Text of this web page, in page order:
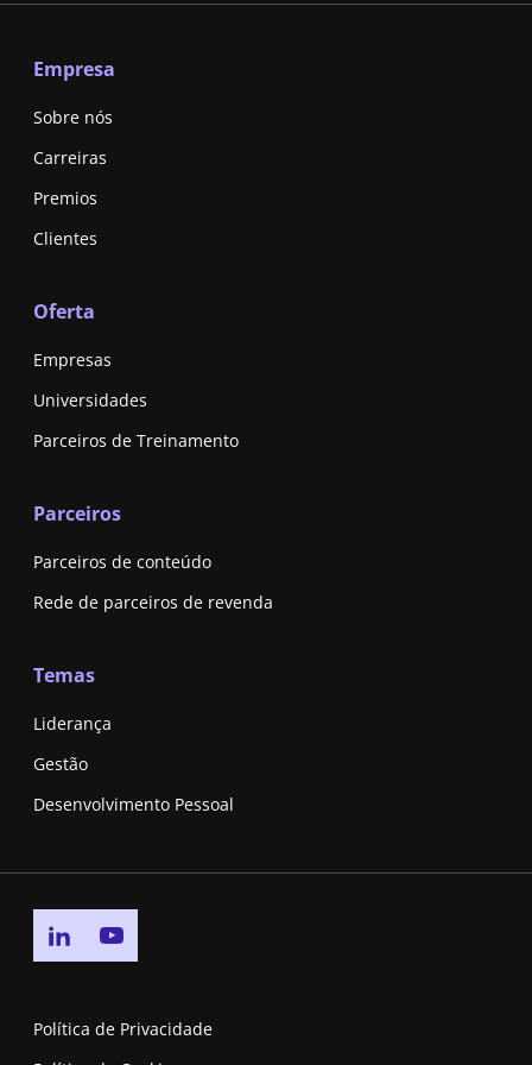
Empresa
Sobre nós
Carreiras
Premios
Clientes
Oferta
Empresas
Universidades
Parceiros de Treinamento
Parceiros
Parceiros de conteúdo
Rede de parceiros de revenda
Temas
Liderança
Gestão
Desenvolvimento Pessoal
Go to linkedin page
Política de Privacidade